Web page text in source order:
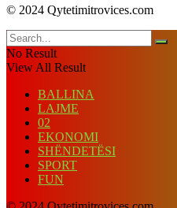
© 2024 Qytetimitrovices.com
No Result
View All Result
BALLINA
LAJME
02
EKONOMI
SHËNDETËSI
SPORT
FUN